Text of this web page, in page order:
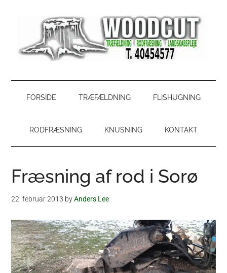
primær
footer
WoodCut
park
FORSIDE TRÆFÆLDNING FLISHUGNING
RODFRÆSNING KNUSNING KONTAKT
Fræsning af rod i Sorø
22. februar 2013 byAnders Lee